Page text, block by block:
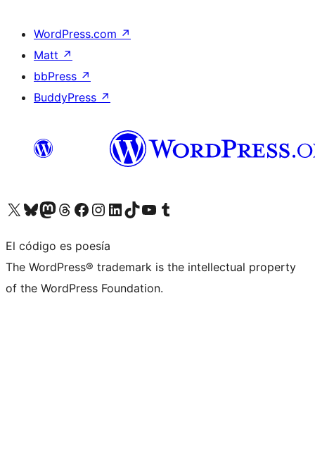
WordPress.com ↗
Matt ↗
bbPress ↗
BuddyPress ↗
Visita nuestra cuenta de X (anteriormente Twitter)
Visita nuestra cuenta de Bluesky
Visita nuestra cuenta de Mastodon
Visita nuestra cuenta de Threads
Visita nuestra página de Facebook
Visita nuestra cuenta de Instagram
Visita nuestra cuenta de LinkedIn
Visita nuestra cuenta de TikTok
Visita nuestro canal de YouTube
Visita nuestra cuenta de Tumblr
El código es poesía
The WordPress® trademark is the intellectual property
of the WordPress Foundation.